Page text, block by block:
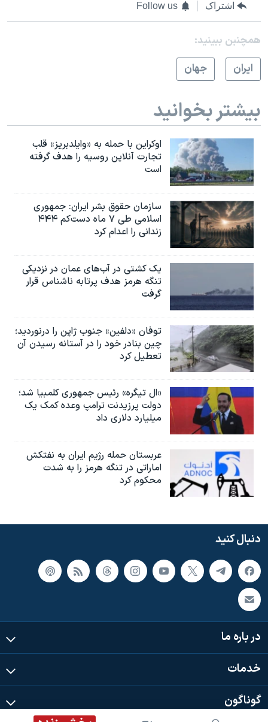
اشتراک Follow us
همچنبن ببینید:
ايران
جهان
بیشتر بخوانید
اوکراین با حمله به «وایلدبریز» قلب
تجارت آنلاین روسیه را هدف گرفته
است
سازمان حقوق بشر ایران: جمهوری
اسلامی طی ۷ ماه دست‌کم ۴۴۴
زندانی را اعدام کرد
یک کشتی در آب‌های عمان در نزدیکی
تنگه هرمز هدف پرتابه ناشناس قرار
گرفت
توفان «دلفین» جنوب ژاپن را درنوردید؛
چین بنادر خود را در آستانه رسیدن آن
تعطیل کرد
«ال تیگره» رئیس جمهوری کلمبیا شد؛
دولت پرزیدنت ترامپ وعده کمک یک
میلیارد دلاری داد
عربستان حمله رژیم ایران به نفتکش
اماراتی در تنگه هرمز را به‌ شدت
محکوم کرد
دنبال کنید
در باره ما
خدمات
گوناگون